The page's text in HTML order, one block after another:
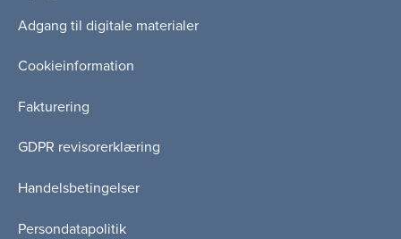
Adgang til digitale materialer
Cookieinformation
Fakturering
GDPR revisorerklæring
Handelsbetingelser
Persondatapolitik